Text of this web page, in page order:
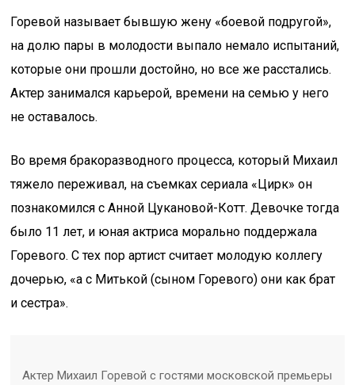
Горевой называет бывшую жену «боевой подругой»,
на долю пары в молодости выпало немало испытаний,
которые они прошли достойно, но все же расстались.
Актер занимался карьерой, времени на семью у него
не оставалось.
Во время бракоразводного процесса, который Михаил
тяжело переживал, на съемках сериала «Цирк» он
познакомился с Анной Цукановой-Котт. Девочке тогда
было 11 лет, и юная актриса морально поддержала
Горевого. С тех пор артист считает молодую коллегу
дочерью, «а с Митькой (сыном Горевого) они как брат
и сестра».
Актер Михаил Горевой с гостями московской премьеры